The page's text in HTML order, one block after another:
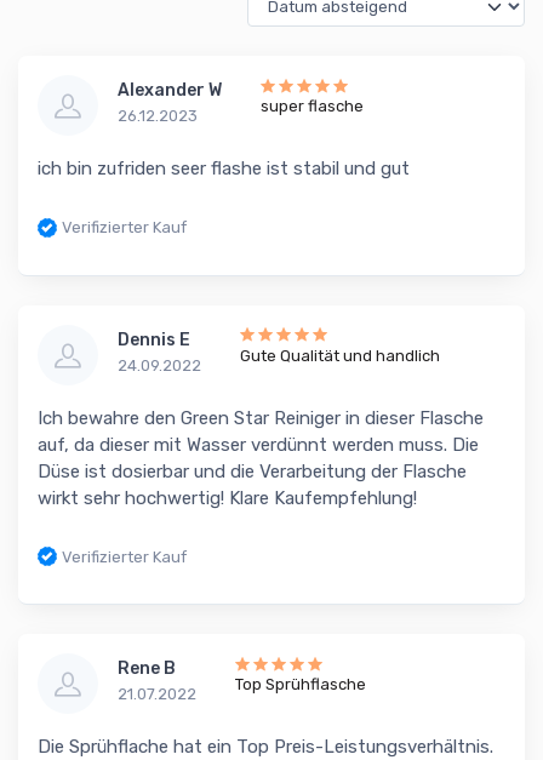
Alexander W
26.12.2023
super flasche
ich bin zufriden seer flashe ist stabil und gut
Verifizierter Kauf
Dennis E
24.09.2022
Gute Qualität und handlich
Ich bewahre den Green Star Reiniger in dieser Flasche
auf, da dieser mit Wasser verdünnt werden muss. Die
Düse ist dosierbar und die Verarbeitung der Flasche
wirkt sehr hochwertig! Klare Kaufempfehlung!
Verifizierter Kauf
Rene B
21.07.2022
Top Sprühflasche
Die Sprühflache hat ein Top Preis-Leistungsverhältnis.